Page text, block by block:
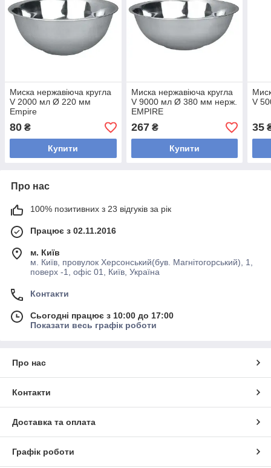
Миска нержавіюча кругла
V 2000 мл Ø 220 мм
Empire
80 ₴
Купити
Миска нержавіюча кругла
V 9000 мл Ø 380 мм нерж.
EMPIRE
267₴
Купити
V
35
Про нас
100% позитивних з 23 відгуків за рік
Працює з 02.11.2016
м. Київ
м. Київ, провулок Херсонський(був. Магнітогорський), 1,
поверх -1, офіс 01, Київ, Україна
Контакти
Сьогодні працює з 10:00 до 17:00
Показати весь графік роботи
Про нас
Контакти
Доставка та оплата
Графік роботи